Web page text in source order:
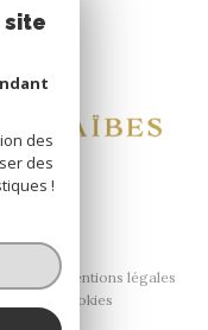
Mentions légales
Cookies
site
des
des
!